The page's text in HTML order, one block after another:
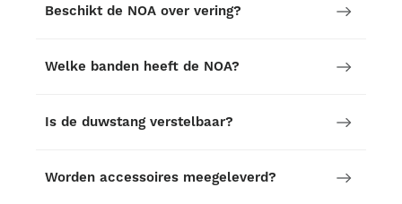
Beschikt de NOA over vering?
Welke banden heeft de NOA?
Is de duwstang verstelbaar?
Worden accessoires meegeleverd?